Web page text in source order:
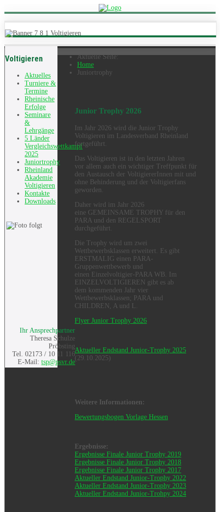
Voltigieren
Aktuelles
Turniere &
Termine
Rheinische
Erfolge
Seminare
&
Lehrgänge
5 Länder
Vergleichswettkampf
2025
Juniortrophy
Rheinland
Akademie
Voltigieren
Kontakte
Downloads
Ihr Ansprechpartner
Theresa Schulze
Pröbsting
Tel. 02173 / 10 11 116
E-Mail:tsp@psvr.de
Aktuelle Seite:
Home
Juniortrophy
Junior Trophy 2026
Im Jahr 2026 wird die Junior Trophy
Voltigieren im Landesverband Rheinland
fortgeführt.
Das Voltigieren ist in den letzten Jahren
vor allem auch ein wichtiger Treffpunkt für
den Austausch der VoltigiererInnen mit und
ohne Behinderung und der Voltigierfans
geworden.
Daher wird im Jahr 2026
eine GEMEINSAME TROPHY für den
PARA und den REGELSPORT
durchgeführt.
Die Trophy wird um zwei
Wettbewerbsklassen erweitert. Es gibt
ERSTMALIG einen PARA-
Gruppenwettbewerb und
einen Einzelvoltigier-PARA WB. Im
EINZELVOLTIGIEREN gibt es ab
dem kommenden Jahr vier
Wettbewerbsklassen; PARA und
CHILDREN, A und L.
Flyer Junior Trophy 2026
Aktueller Endstand Junior-Trophy 2025
(29.10.2025)
Weitere Informationen:
Bewertungsbogen Vorlage Hessen
Ergebnisse:
Ergebnisse Finale Junior Trophy 2019
Ergebnisse Finale Junior Trophy 2018
Ergebnisse Finale Junior Trophy 2017
Aktueller Endstand Junior-Trophy 2022
Aktueller Endstand Junior-Trophy 2023
Aktueller Endstand Junior-Trohpy 2024